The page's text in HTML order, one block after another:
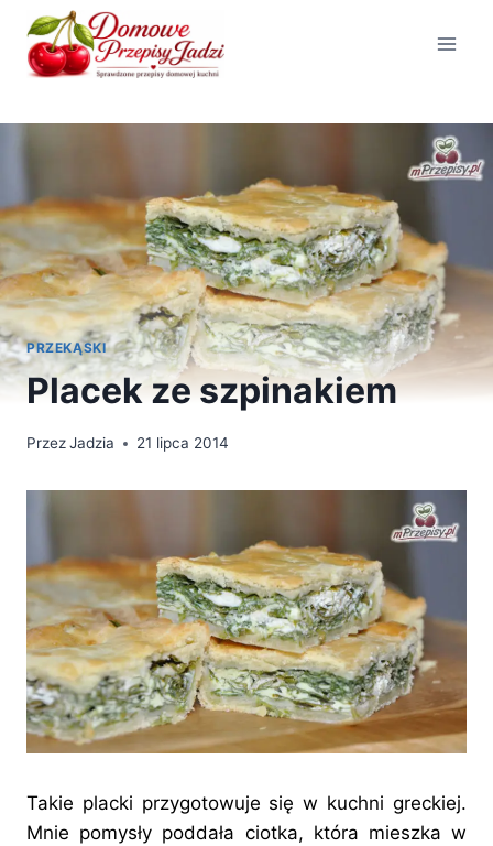
Przejdź
treści
PRZEKĄSKI
Placek ze szpinakiem
PrzezJadzia 21 lipca 2014
Takie placki przygotowuje się w kuchni greckiej.
Mnie pomysły poddała ciotka, która mieszka w